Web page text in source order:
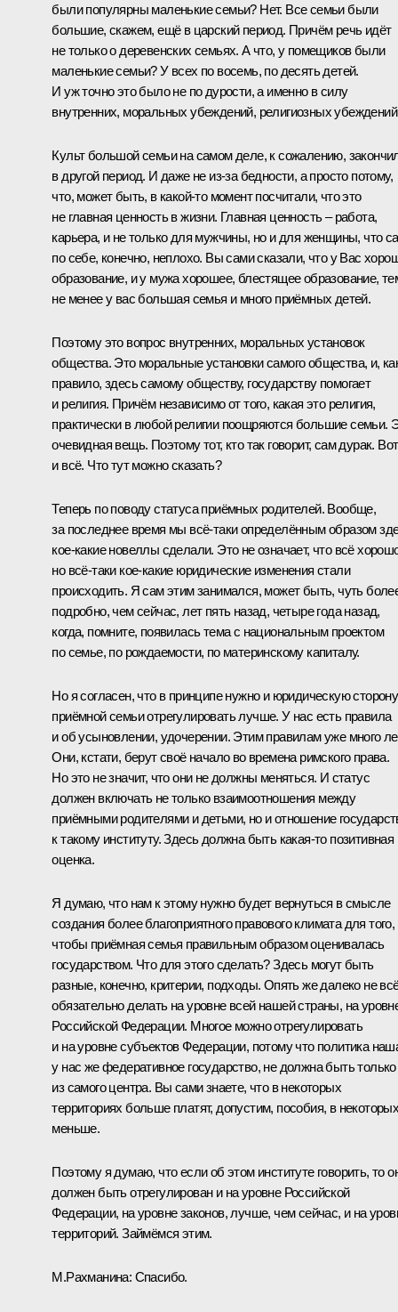
были популярны маленькие семьи? Нет. Все семьи были
большие, скажем, ещё в царский период. Причём речь идёт
не только о деревенских семьях. А что, у помещиков были
маленькие семьи? У всех по восемь, по десять детей.
И уж точно это было не по дурости, а именно в силу
внутренних, моральных убеждений, религиозных
Культ большой семьи на самом деле, к сожалению,
в другой период. И даже не из‑за бедности, а просто потому,
что, может быть, в какой‑то момент посчитали, что это
не главная ценность в жизни. Главная ценность – работа,
карьера, и не только для мужчины, но и для женщины, что
по себе, конечно, неплохо. Вы сами сказали, что у Вас
образование, и у мужа хорошее, блестящее образование,
не менее у вас большая семья и много приёмных детей.
Поэтому это вопрос внутренних, моральных установок
общества. Это моральные установки самого общества, и,
правило, здесь самому обществу, государству помогает
и религия. Причём независимо от того, какая это религия,
практически в любой религии поощряются большие семьи.
очевидная вещь. Поэтому тот, кто так говорит, сам дурак. Вот
и всё. Что тут можно сказать?
Теперь по поводу статуса приёмных родителей. Вообще,
за последнее время мы всё‑таки определённым образом
кое‑какие новеллы сделали. Это не означает, что всё
но всё‑таки кое‑какие юридические изменения стали
происходить. Я сам этим занимался, может быть, чуть
подробно, чем сейчас, лет пять назад, четыре года назад,
когда, помните, появилась тема с национальным проектом
по семье, по рождаемости, по материнскому капиталу.
Но я согласен, что в принципе нужно и юридическую сторону
приёмной семьи отрегулировать лучше. У нас есть правила
и об усыновлении, удочерении. Этим правилам уже много
Они, кстати, берут своё начало во времена римского права.
Но это не значит, что они не должны меняться. И статус
должен включать не только взаимоотношения между
приёмными родителями и детьми, но и отношение
к такому институту. Здесь должна быть какая‑то позитивная
оценка.
Я думаю, что нам к этому нужно будет вернуться в смысле
создания более благоприятного правового климата для того,
чтобы приёмная семья правильным образом оценивалась
государством. Что для этого сделать? Здесь могут быть
разные, конечно, критерии, подходы. Опять же далеко не
обязательно делать на уровне всей нашей страны, на
Российской Федерации. Многое можно отрегулировать
и на уровне субъектов Федерации, потому что политика
у нас же федеративное государство, не должна быть только
из самого центра. Вы сами знаете, что в некоторых
территориях больше платят, допустим, пособия, в
меньше.
Поэтому я думаю, что если об этом институте говорить, то
должен быть отрегулирован и на уровне Российской
Федерации, на уровне законов, лучше, чем сейчас, и на
территорий. Займёмся этим.
М.Рахманина: Спасибо.